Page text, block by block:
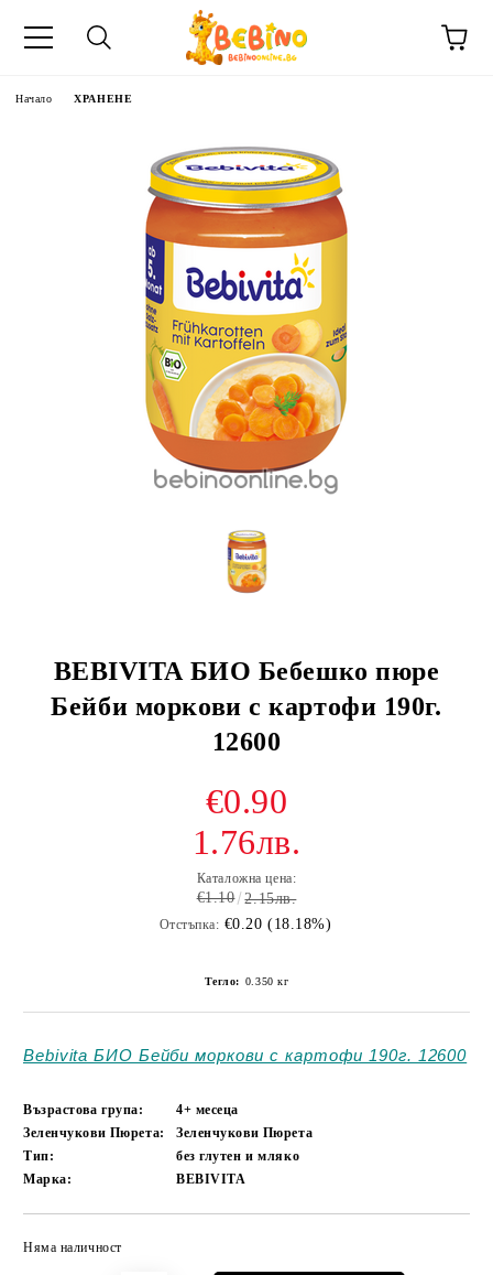
Начало ХРАНЕНЕ
BEBIVITA БИО Бебешко пюре
Бейби моркови с картофи 190г.
12600
€0.90
1.76лв.
Каталожна цена:
€1.10 2.15лв.
Отстъпка: €0.20 (18.18%)
Тегло: 0.350 кг
Bebivita БИО Бейби моркови с картофи 190г. 12600
Възрастова група:
4+ месеца
Зеленчукови Пюрета:
Зеленчукови Пюрета
Тип:
без глутен и мляко
Марка:
BEBIVITA
Няма наличност